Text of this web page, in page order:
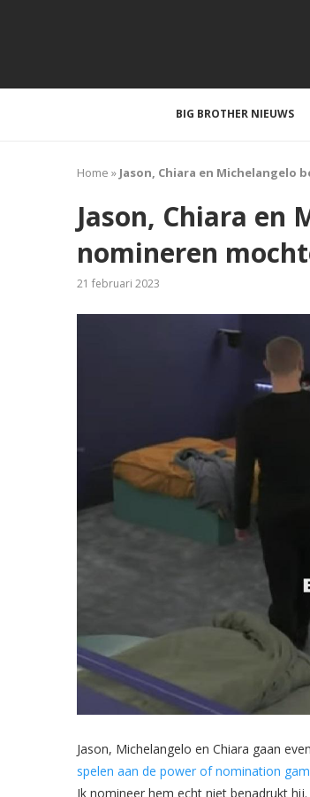
BIG BROTHER NIEUWS
Home » Jason, Chiara en
Jason, Chiara en
nomineren
21 februari 2023
Jason, Michelangelo en Chiara gaan
spelen aan de power of nomination
Ik nomineer hem echt niet benadrukt